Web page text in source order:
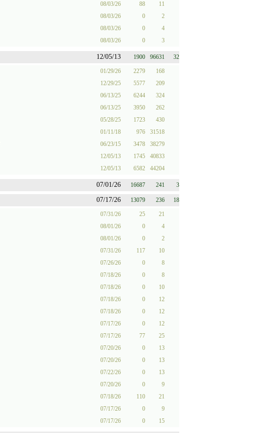
08/03/26 88 11
08/03/26 0 2
08/03/26 0 4
08/03/26 0 3
12/05/13 1900 96631 32
01/29/26 2279 168
12/29/25 5577 209
06/13/25 6244 324
06/13/25 3950 262
05/28/25 1723 430
01/11/18 976 31518
06/23/15 3478 38279
12/05/13 1745 40833
12/05/13 6582 44204
07/01/26 16687 241 3
07/17/26 13079 236 18
07/31/26 25 21
08/01/26 0 4
08/01/26 0 2
07/31/26 117 10
07/26/26 0 8
07/18/26 0 8
07/18/26 0 10
07/18/26 0 12
07/18/26 0 12
07/17/26 0 12
07/17/26 77 25
07/20/26 0 13
07/20/26 0 13
07/22/26 0 13
07/20/26 0 9
07/18/26 110 21
07/17/26 0 9
07/17/26 0 15